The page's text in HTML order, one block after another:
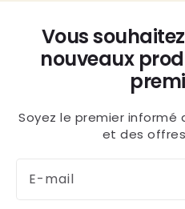
Vous
nouveaux
Soyez le premier informé
et des
E-mail